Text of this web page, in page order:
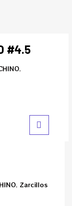
#4.5
,
, Zarcillos